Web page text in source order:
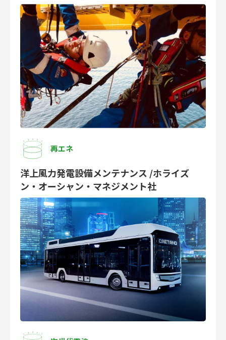
再エネ
洋上風力発電設備メンテナンス /ホライズ
ン・オーシャン・マネジメント社